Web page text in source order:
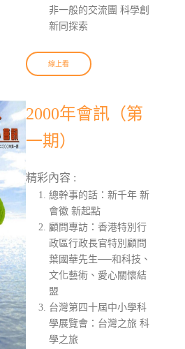
非一般的交流團 科學創
新同探索
線上看
2000年會訊（第
一期）
精彩內容 :
總幹事的話：新千年 新
會徽 新起點
顧問專訪：香港特別行
政區行政長官特別顧問
葉國華先生──和科技、
文化藝術、愛心關懷結
盟
台灣第四十屆中小學科
學展覽會：台灣之旅 科
學之旅